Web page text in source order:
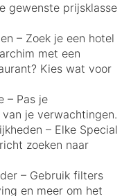
gewenste prijsklasse
– Zoek je een hotel
met een
Kies wat voor
– Pas je
je verwachtingen.
– Elke Special
zoeken naar
– Gebruik filters
en meer om het